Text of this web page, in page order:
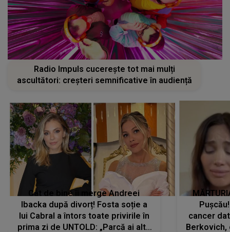
Radio Impuls cucerește tot mai mulți
ascultători: creșteri semnificative în audiență
Cât de bine îi merge Andreei
Ibacka după divorț! Fosta soție a
lui Cabral a întors toate privirile în
prima zi de UNTOLD: „Parcă ai altă
cancer
Berkovich,